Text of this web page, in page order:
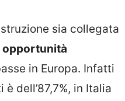
sia collegata
opportunità
in Europa. Infatti
dell’87,7%, in Italia